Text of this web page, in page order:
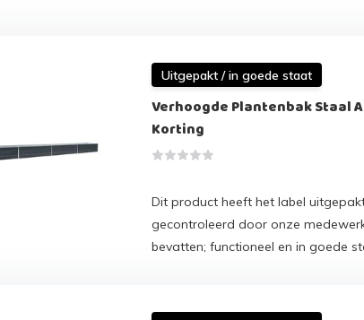
Uitgepakt / in goede staat
Verhoogde Plantenbak Staal
Korting
Dit product heeft het label
gecontroleerd door onze
bevatten; functioneel en in goede